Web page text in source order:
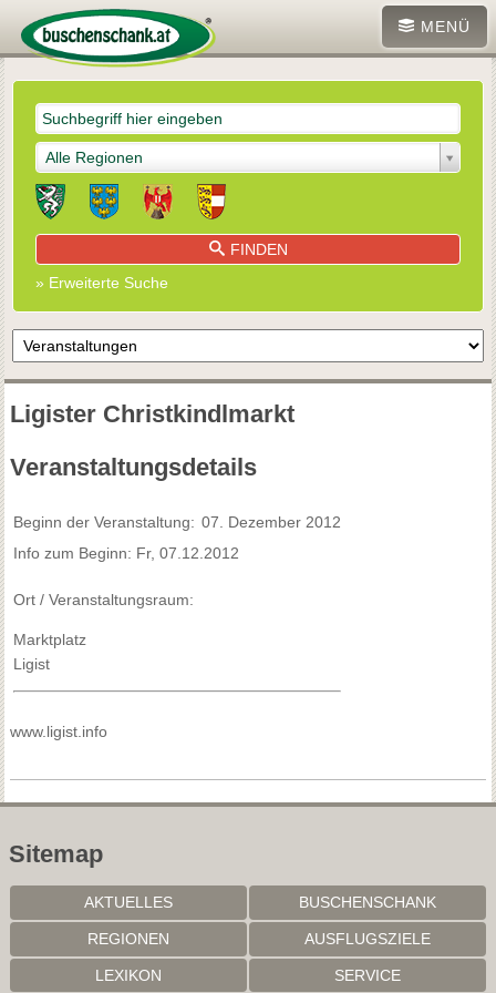
MENÜ
Alle Regionen
FINDEN
» Erweiterte Suche
Ligister Christkindlmarkt
Veranstaltungsdetails
Beginn der Veranstaltung: 07. Dezember 2012
Info zum Beginn: Fr, 07.12.2012
Ort / Veranstaltungsraum:
Marktplatz
Ligist
www.ligist.info
Sitemap
AKTUELLES BUSCHENSCHANK
REGIONEN AUSFLUGSZIELE
LEXIKON SERVICE